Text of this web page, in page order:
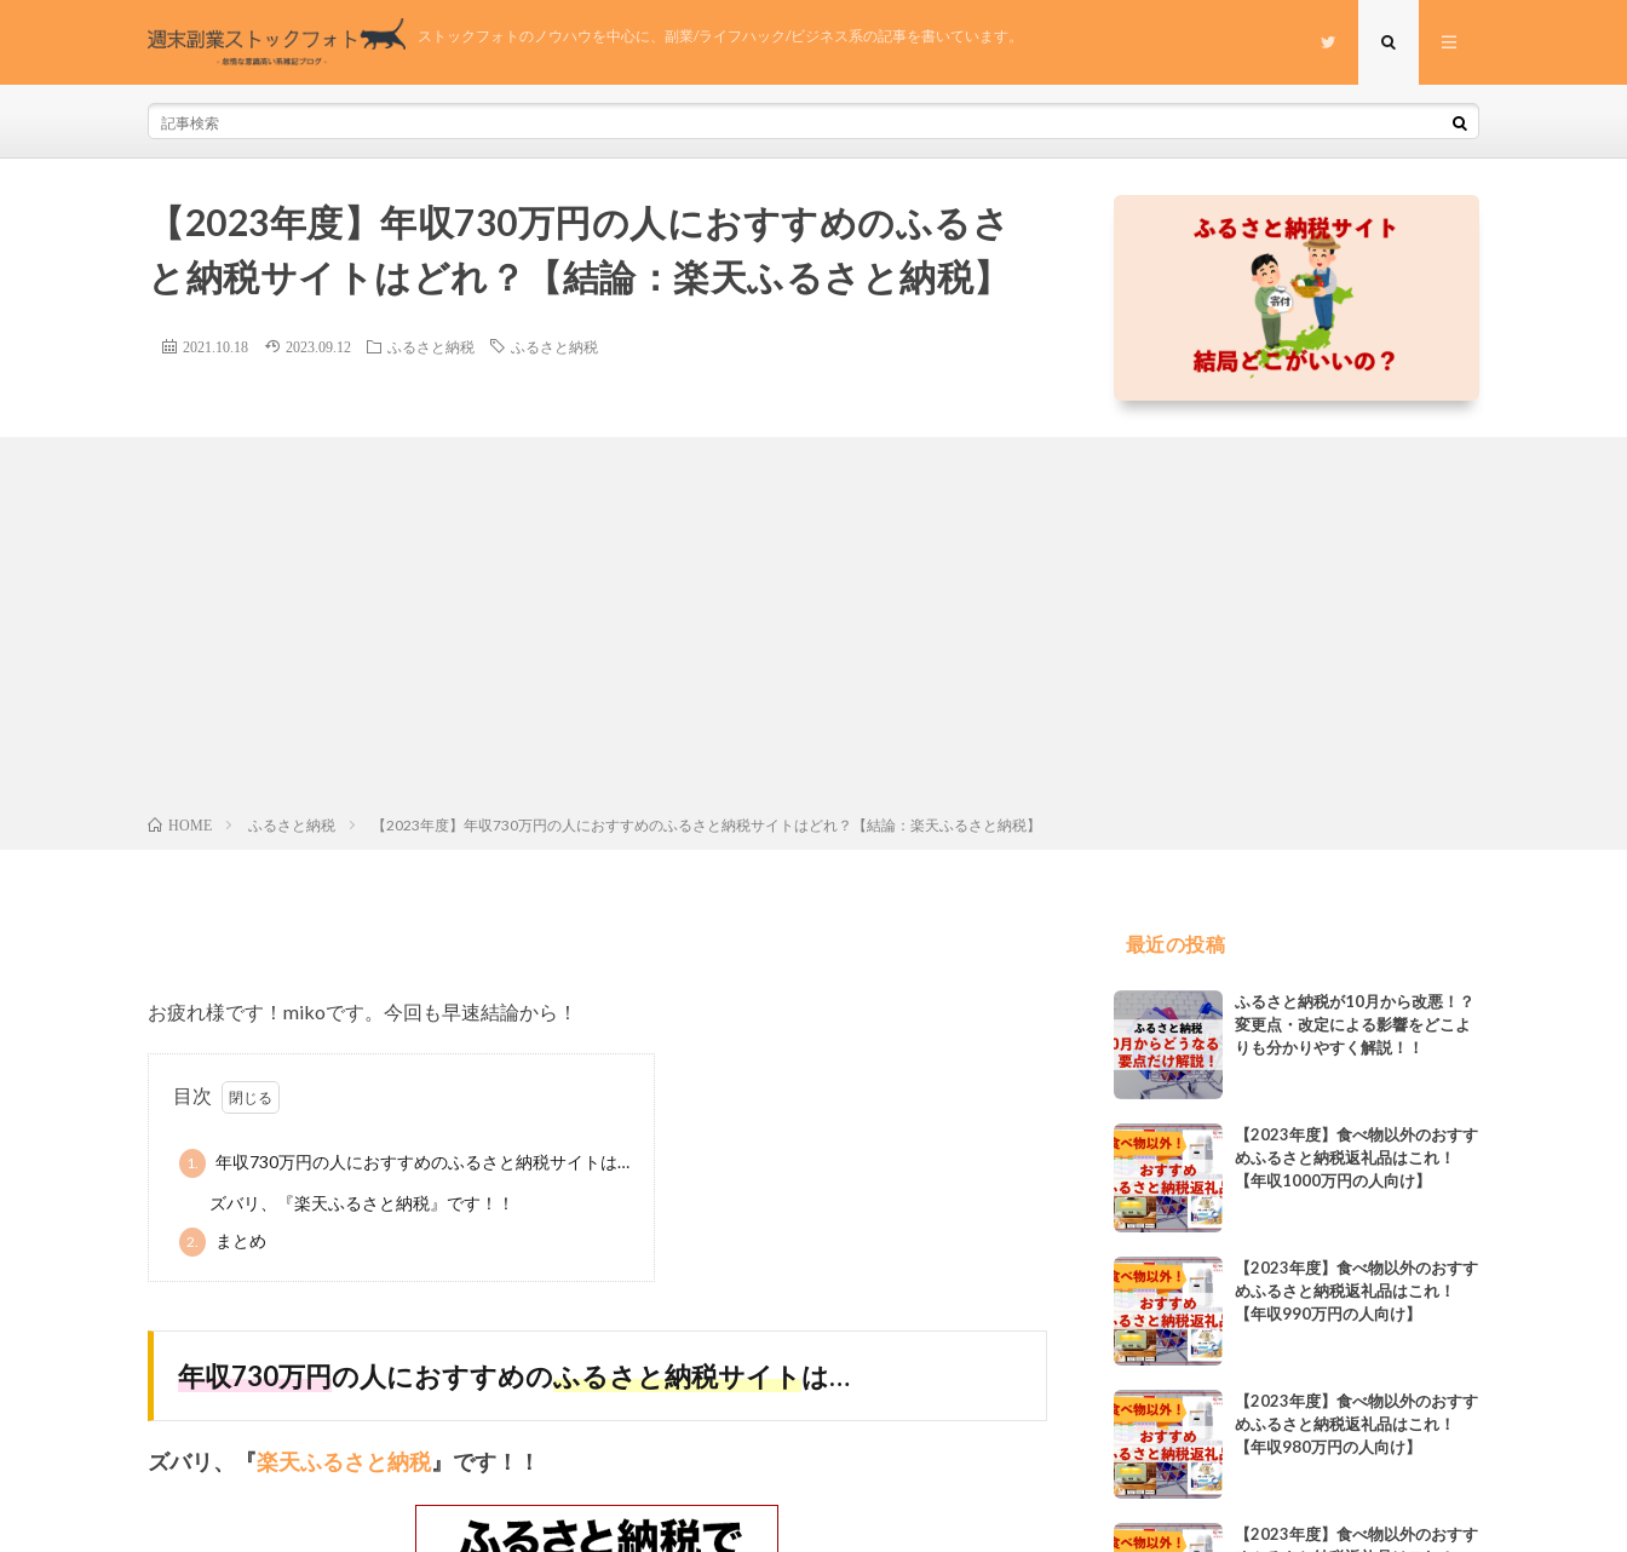
ストックフォトのノウハウを中心に、副業/ライフハック/ビジネス系の記事を書いています。
【2023年度】年収730万円の人におすすめのふるさ
と納税サイトはどれ？【結論：楽天ふるさと納税】
2021.10.18 2023.09.12 ふるさと納税 ふるさと納税
HOME ふるさと納税 【2023年度】年収730万円の人におすすめのふるさと納税サイトはどれ？【結論：楽天ふるさと納税】
お疲れ様です！mikoです。今回も早速結論から！
目次
1.
年収730万円の人におすすめのふるさと納税サイトは…
ズバリ、『楽天ふるさと納税』です！！
2. まとめ
年収730万円の人におすすめのふるさと納税サイトは…
ズバリ、『楽天ふるさと納税』です！！
最近の投稿
ふるさと納税が10月から改悪！？
変更点・改定による影響をどこよ
りも分かりやすく解説！！
【2023年度】食べ物以外のおすす
めふるさと納税返礼品はこれ！
【年収1000万円の人向け】
【2023年度】食べ物以外のおすす
めふるさと納税返礼品はこれ！
【年収990万円の人向け】
【2023年度】食べ物以外のおすす
めふるさと納税返礼品はこれ！
【年収980万円の人向け】
【2023年度】食べ物以外のおすす